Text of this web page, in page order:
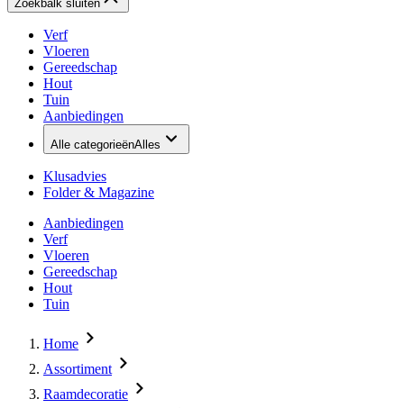
Zoekbalk sluiten
Verf
Vloeren
Gereedschap
Hout
Tuin
Aanbiedingen
Alle categorieënAlles
Klusadvies
Folder & Magazine
Aanbiedingen
Verf
Vloeren
Gereedschap
Hout
Tuin
Home
Assortiment
Raamdecoratie